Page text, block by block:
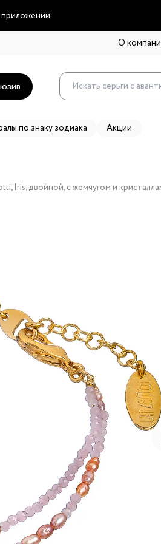
приложении
О
по знаку зодиака Акции
Iris, двойной, с жемчугом и